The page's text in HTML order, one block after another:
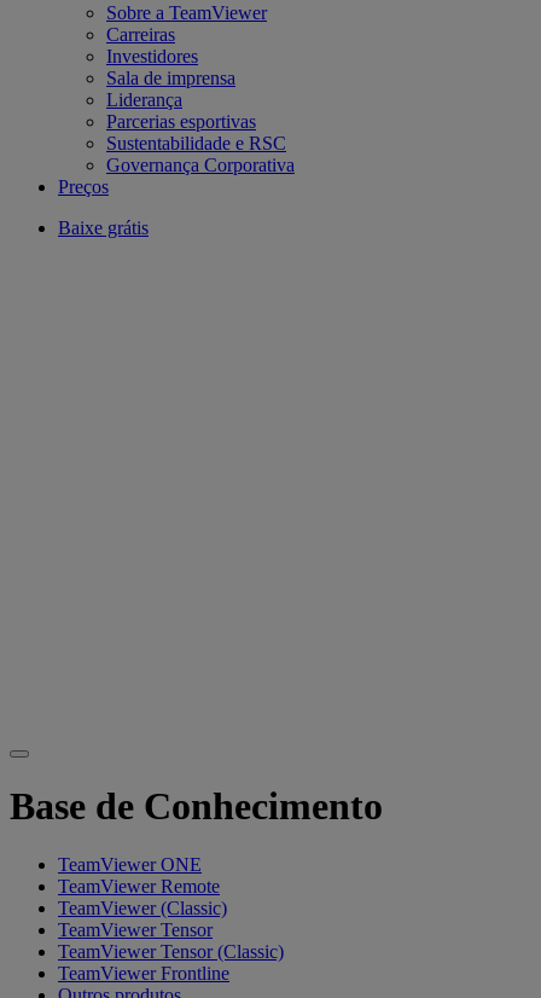
Sobre a TeamViewer
Carreiras
Investidores
Sala de imprensa
Liderança
Parcerias esportivas
Sustentabilidade e RSC
Governança Corporativa
Preços
Baixe grátis
Base de Conhecimento
TeamViewer ONE
TeamViewer Remote
TeamViewer (Classic)
TeamViewer Tensor
TeamViewer Tensor (Classic)
TeamViewer Frontline